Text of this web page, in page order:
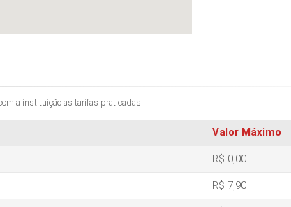
a instituição as tarifas praticadas.
Valor Máximo
R$ 0,00
R$ 7,90